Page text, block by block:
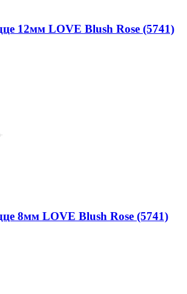
12мм LOVE Blush Rose (5741)
8мм LOVE Blush Rose (5741)